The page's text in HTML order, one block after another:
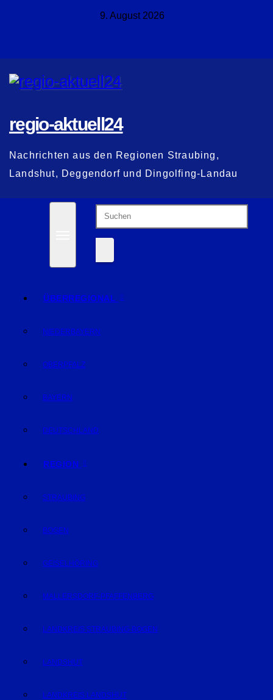
9. August 2026
regio-aktuell24
Nachrichten aus den Regionen Straubing,
Landshut, Deggendorf und Dingolfing-Landau
ÜBERREGIONAL
NIEDERBAYERN
OBERPFALZ
BAYERN
DEUTSCHLAND
REGION
STRAUBING
BOGEN
GEISELHÖRING
MALLERSDORF-PFAFFENBERG
LANDKREIS STRAUBING-BOGEN
LANDSHUT
LANDKREIS LANDSHUT